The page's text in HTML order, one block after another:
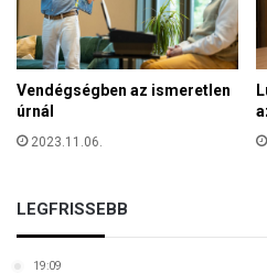
e
l
ó
g
Vendégségben az ismeretlen
úrnál
2023.11.06.
LEGFRISSEBB
19:09